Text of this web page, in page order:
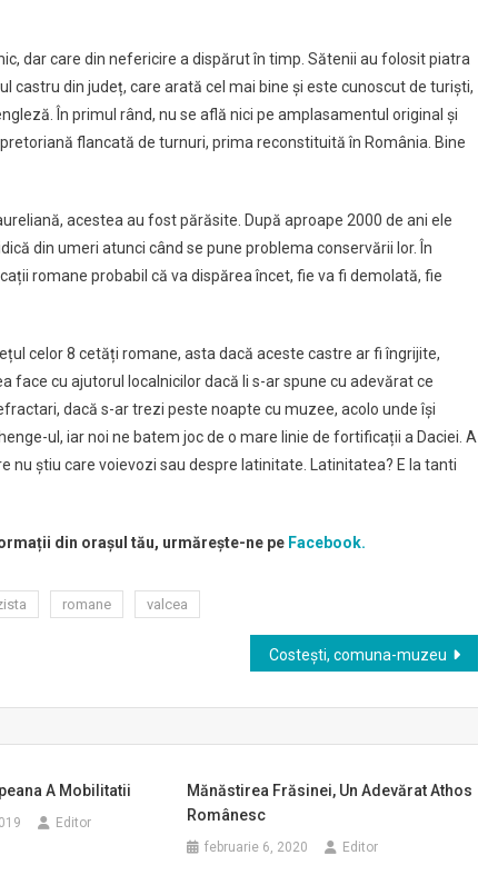
dar care din nefericire a dispărut în timp. Sătenii au folosit piatra
castru din județ, care arată cel mai bine și este cunoscut de turiști,
În primul rând, nu se află nici pe amplasamentul original și
flancată de turnuri, prima reconstituită în România. Bine
acestea au fost părăsite. După aproape 2000 de ani ele
din umeri atunci când se pune problema conservării lor. În
romane probabil că va dispărea încet, fie va fi demolată, fie
celor 8 cetăți romane, asta dacă aceste castre ar fi îngrijite,
cu ajutorul localnicilor dacă li s-ar spune cu adevărat ce
dacă s-ar trezi peste noapte cu muzee, acolo unde își
ul, iar noi ne batem joc de o mare linie de fortificații a Daciei. A
știu care voievozi sau despre latinitate. Latinitatea? E la tanti
din orașul tău, urmărește-ne pe Facebook.
romane valcea
Costești, comuna-muzeu
A Mobilitatii
Editor
Mănăstirea Frăsinei, Un Adevărat Athos
Românesc
februarie 6, 2020 Editor